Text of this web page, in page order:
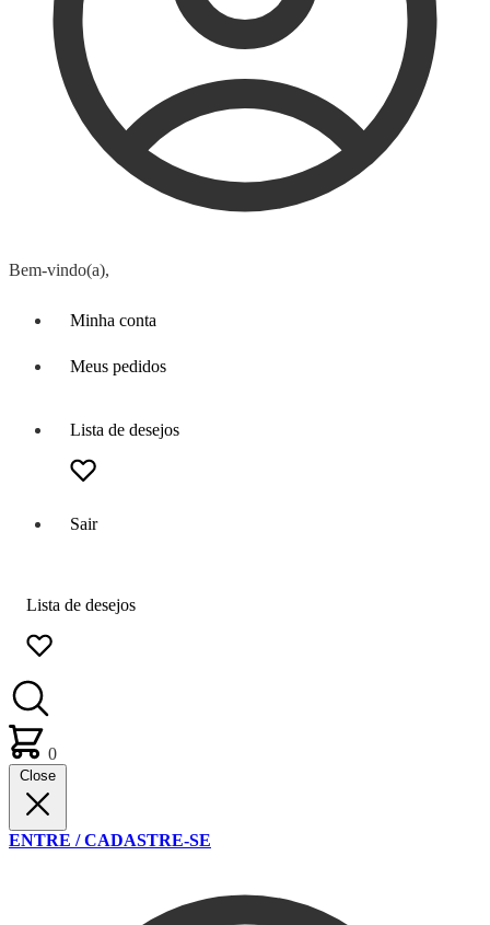
Bem-vindo(a),
Minha conta
Meus pedidos
Lista de desejos
Sair
Lista de desejos
0
Close
ENTRE / CADASTRE-SE